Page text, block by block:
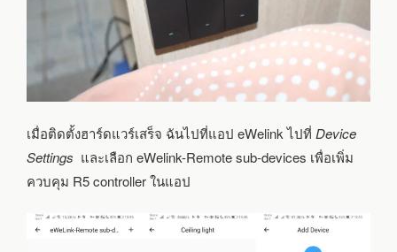
เมื่อติดตั้งฮาร์ดแวร์เสร็จ ฉันไปที่แอป eWelink ไปที่ Device
Settings และเลือก eWelink-Remote sub-devices เพื่อเพิ่ม
ควบคุม R5 controller ในแอป